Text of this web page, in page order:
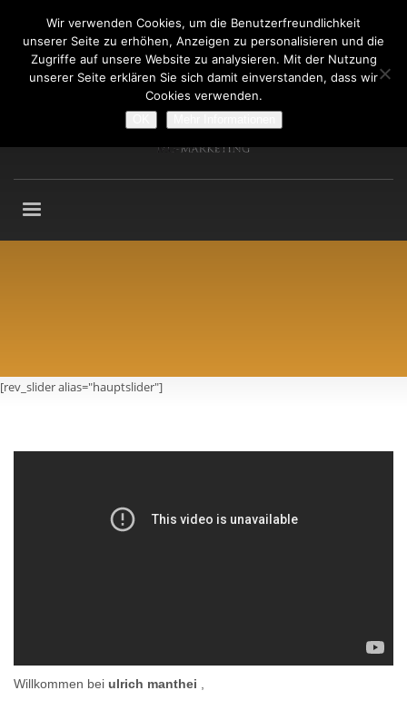
Fragen an: +49 (911) 2165 876
Mo-Fr: 9:00-13:00 Uhr
[rev_slider alias="hauptslider"]
Willkommen bei ulrich manthei
Wir verwenden Cookies, um die Benutzerfreundlichkeit
unserer Seite zu erhöhen, Anzeigen zu personalisieren und die
Zugriffe auf unsere Website zu analysieren. Mit der Nutzung
unserer Seite erklären Sie sich damit einverstanden, dass wir
Cookies verwenden.